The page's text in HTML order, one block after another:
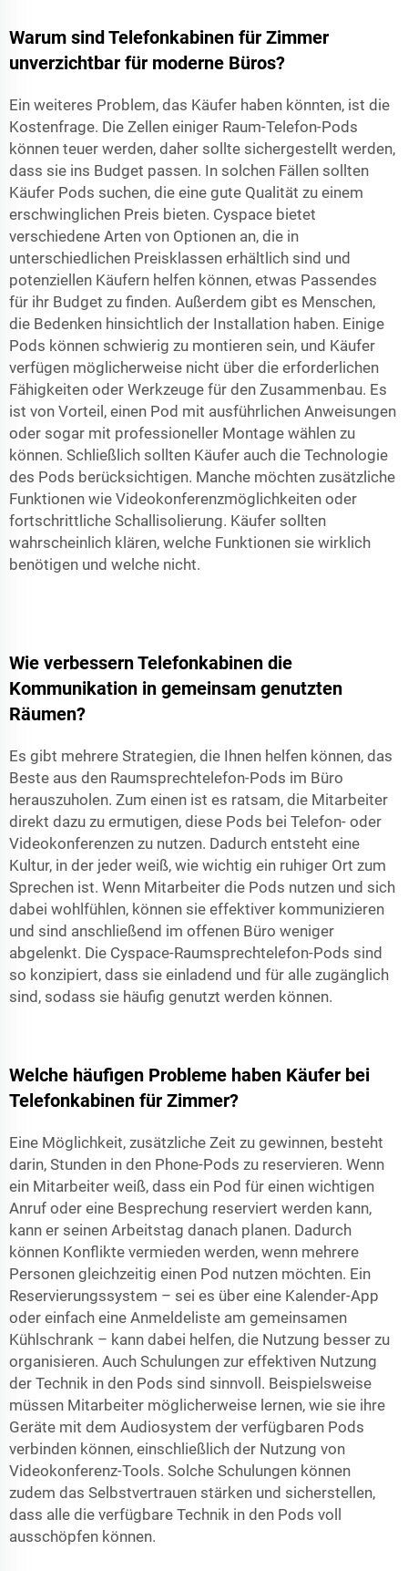
Warum sind Telefonkabinen für Zimmer
unverzichtbar für moderne Büros?
Ein weiteres Problem, das Käufer haben könnten, ist die
Kostenfrage. Die Zellen einiger Raum-Telefon-Pods
können teuer werden, daher sollte sichergestellt werden,
dass sie ins Budget passen. In solchen Fällen sollten
Käufer Pods suchen, die eine gute Qualität zu einem
erschwinglichen Preis bieten. Cyspace bietet
verschiedene Arten von Optionen an, die in
unterschiedlichen Preisklassen erhältlich sind und
potenziellen Käufern helfen können, etwas Passendes
für ihr Budget zu finden. Außerdem gibt es Menschen,
die Bedenken hinsichtlich der Installation haben. Einige
Pods können schwierig zu montieren sein, und Käufer
verfügen möglicherweise nicht über die erforderlichen
Fähigkeiten oder Werkzeuge für den Zusammenbau. Es
ist von Vorteil, einen Pod mit ausführlichen Anweisungen
oder sogar mit professioneller Montage wählen zu
können. Schließlich sollten Käufer auch die Technologie
des Pods berücksichtigen. Manche möchten zusätzliche
Funktionen wie Videokonferenzmöglichkeiten oder
fortschrittliche Schallisolierung. Käufer sollten
wahrscheinlich klären, welche Funktionen sie wirklich
benötigen und welche nicht.
Wie verbessern Telefonkabinen die
Kommunikation in gemeinsam genutzten
Räumen?
Es gibt mehrere Strategien, die Ihnen helfen können, das
Beste aus den Raumsprechtelefon-Pods im Büro
herauszuholen. Zum einen ist es ratsam, die Mitarbeiter
direkt dazu zu ermutigen, diese Pods bei Telefon- oder
Videokonferenzen zu nutzen. Dadurch entsteht eine
Kultur, in der jeder weiß, wie wichtig ein ruhiger Ort zum
Sprechen ist. Wenn Mitarbeiter die Pods nutzen und sich
dabei wohlfühlen, können sie effektiver kommunizieren
und sind anschließend im offenen Büro weniger
abgelenkt. Die Cyspace-Raumsprechtelefon-Pods sind
so konzipiert, dass sie einladend und für alle zugänglich
sind, sodass sie häufig genutzt werden können.
Welche häufigen Probleme haben Käufer bei
Telefonkabinen für Zimmer?
Eine Möglichkeit, zusätzliche Zeit zu gewinnen, besteht
darin, Stunden in den Phone-Pods zu reservieren. Wenn
ein Mitarbeiter weiß, dass ein Pod für einen wichtigen
Anruf oder eine Besprechung reserviert werden kann,
kann er seinen Arbeitstag danach planen. Dadurch
können Konflikte vermieden werden, wenn mehrere
Personen gleichzeitig einen Pod nutzen möchten. Ein
Reservierungssystem – sei es über eine Kalender-App
oder einfach eine Anmeldeliste am gemeinsamen
Kühlschrank – kann dabei helfen, die Nutzung besser zu
organisieren. Auch Schulungen zur effektiven Nutzung
der Technik in den Pods sind sinnvoll. Beispielsweise
müssen Mitarbeiter möglicherweise lernen, wie sie ihre
Geräte mit dem Audiosystem der verfügbaren Pods
verbinden können, einschließlich der Nutzung von
Videokonferenz-Tools. Solche Schulungen können
zudem das Selbstvertrauen stärken und sicherstellen,
dass alle die verfügbare Technik in den Pods voll
ausschöpfen können.